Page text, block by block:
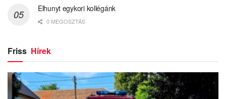
Elhunyt egykori kollégánk
0 MEGOSZTÁS
Friss Hírek